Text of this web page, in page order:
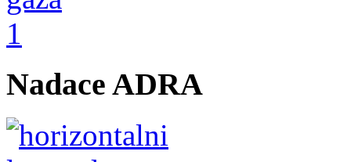
Nadace ADRA